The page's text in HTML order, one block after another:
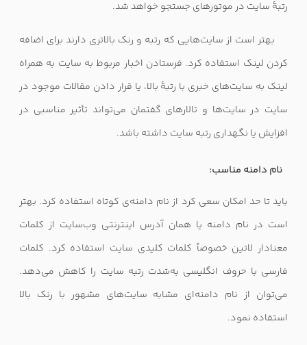
رتبهٔ سایت در موتورهای جستجو خواهد شد.
بهتر است از سایت‌هایی که رتبه و رنک بالاتری دارند برای اضافه
کردن لینک استفاده کرد. فرستادن اخبار مربوط به سایت به همراه
لینک به سایت‌های خبری با رتبهٔ بالا، یا قرار دادن مقالات موجود در
سایت در سایت‌ها و تالارهای گفتمان می‌تواند تأثیر مناسبی در
افزایش یا نگهداری رتبه سایت داشته باشد.
نام دامنه مناسب:
باید تا حد امکان سعی کرد از نام دامنه‌ی کوتاه استفاده کرد. بهتر
است در نام دامنه یا همان آدرس اینترنتی وب‌سایت از کلمات
معنادار لاتین خصوصاً کلمات کلیدی سایت استفاده کرد. کلمات
فارسی با حروف انگلیسی به‌شدت رتبه سایت را کاهش می‌دهد.
می‌توان از نام دامنه‌ای مشابه سایت‌های مشهور با رنک بالا
استفاده نمود.